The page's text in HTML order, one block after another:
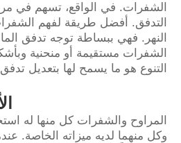
الشفرات. في الواقع، تسهم في
التدفق. أفضل طريقة لفهم
النهر. فهي ببساطة توجه تدفق
الشفرات مستقيمة أو منحنية
التنوع هو ما يسمح لها بتعديل
المراوح والشفرات كل منها له
وكل منهما لديه ميزاته الخاصة.